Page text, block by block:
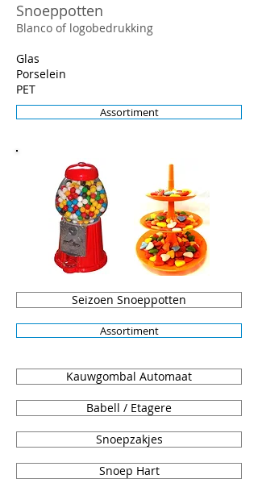
Snoeppotten
Blanco of logobedrukking
Glas
Porselein
PET
Assortiment
Assortiment
Seizoen Snoeppotten
Kauwgombal Automaat
Babell / Etagere
Snoepzakjes
Snoep Hart